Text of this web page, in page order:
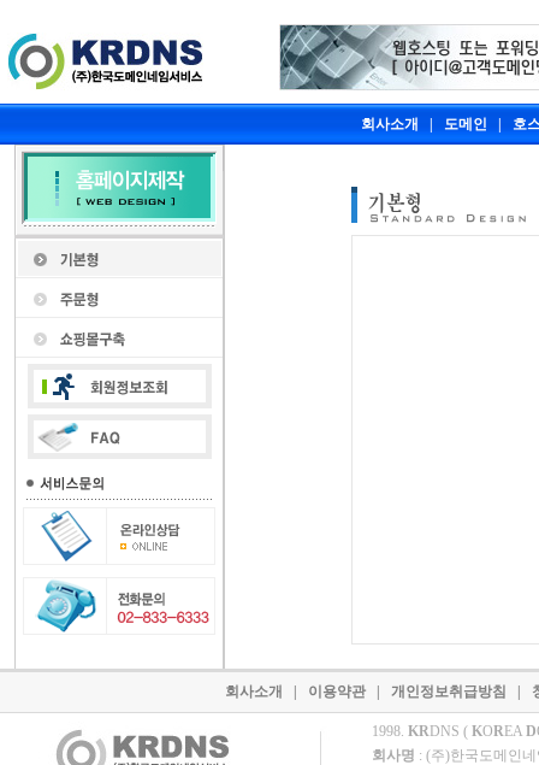
회사소개 도메인 호
회사소개 이용약관 개인정보취급방침
1998. KRDNS ( KOREA D
회사명 : (주)한국도메인